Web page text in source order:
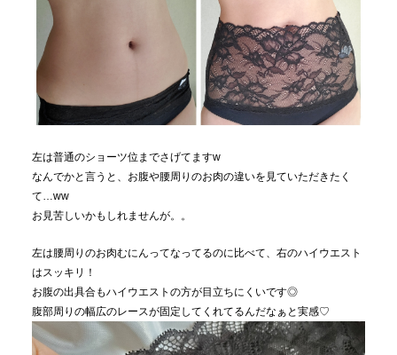
左は普通のショーツ位までさげてますw
なんでかと言うと、お腹や腰周りのお肉の違いを見ていただきたく
て…ww
お見苦しいかもしれませんが。。
左は腰周りのお肉むにんってなってるのに比べて、右のハイウエスト
はスッキリ！
お腹の出具合もハイウエストの方が目立ちにくいです◎
腹部周りの幅広のレースが固定してくれてるんだなぁと実感♡